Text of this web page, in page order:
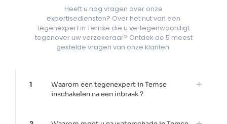
Heeft u nog vragen over onze
expertisediensten? Over het nut van een
tegenexpert in Temse die u vertegenwoordigt
tegenover uw verzekeraar? Ontdek de 5 meest
gestelde vragen van onze klanten.
1
Waarom een tegenexpert in Temse
inschakelen na een inbraak ?